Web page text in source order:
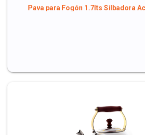
Pava para Fogón 1.7lts Silbadora